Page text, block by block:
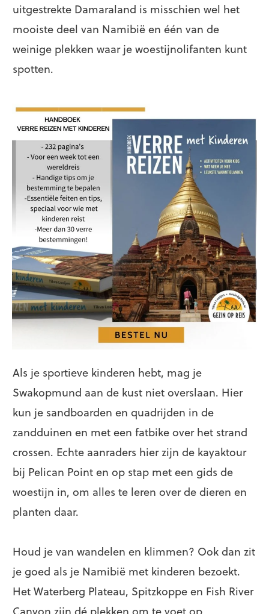
uitgestrekte Damaraland is misschien wel het
mooiste deel van Namibië en één van de
weinige plekken waar je woestijnolifanten kunt
spotten.
Als je sportieve kinderen hebt, mag je
Swakopmund aan de kust niet overslaan. Hier
kun je sandboarden en quadrijden in de
zandduinen en met een fatbike over het strand
crossen. Echte aanraders hier zijn de kayaktour
bij Pelican Point en op stap met een gids de
woestijn in, om alles te leren over de dieren en
planten daar.
Houd je van wandelen en klimmen? Ook dan zit
je goed als je Namibië met kinderen bezoekt.
Het Waterberg Plateau, Spitzkoppe en Fish River